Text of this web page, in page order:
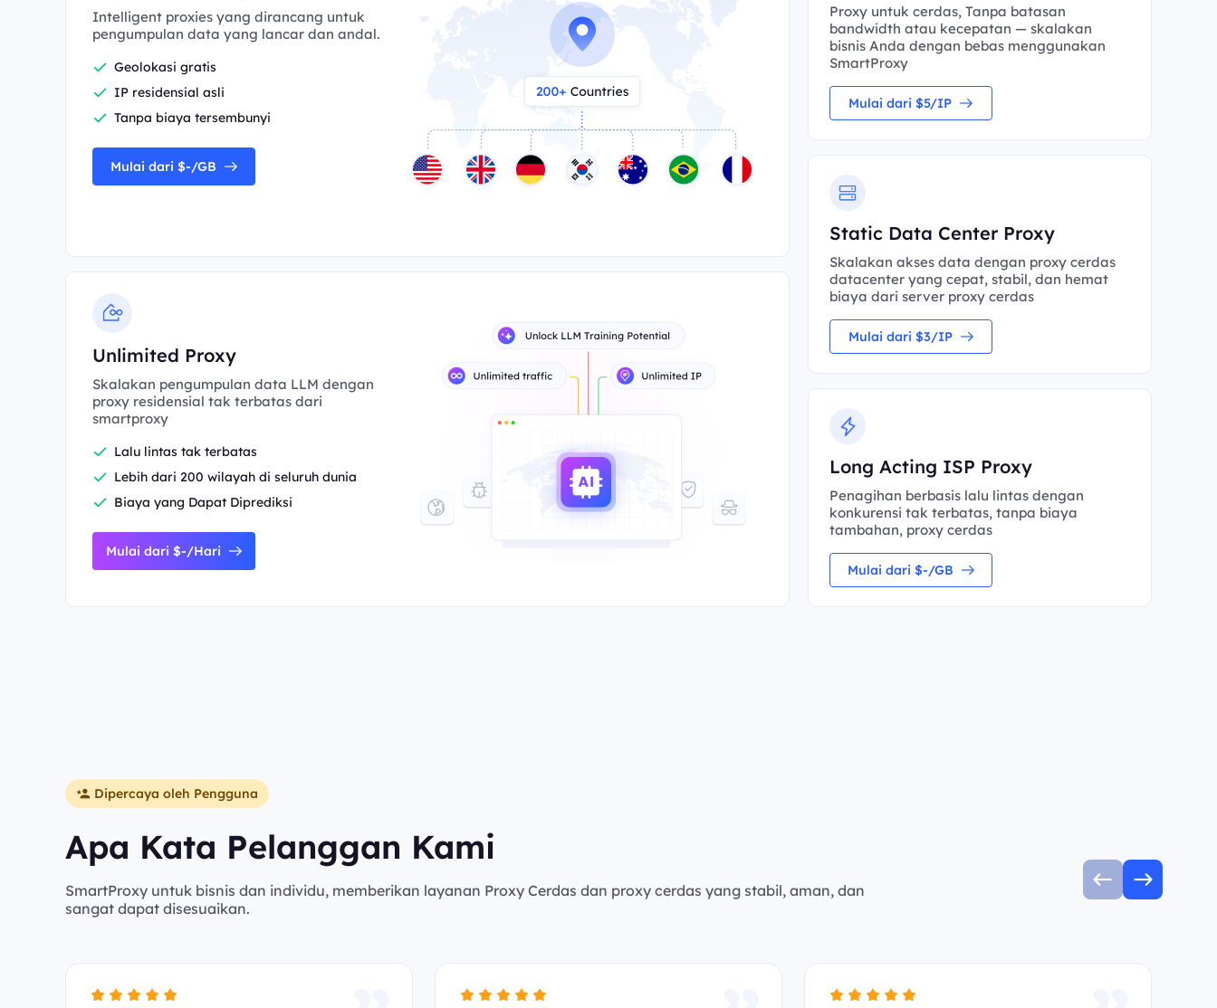
Intelligent proxies yang dirancang untuk
pengumpulan data yang lancar dan andal.
Geolokasi gratis
IP residensial asli
Tanpa biaya tersembunyi
Mulai dari $-/GB
Unlimited Proxy
Skalakan pengumpulan data LLM dengan
proxy residensial tak terbatas dari
smartproxy
Lalu lintas tak terbatas
Lebih dari 200 wilayah di seluruh dunia
Biaya yang Dapat Diprediksi
Mulai dari $-/Hari
Proxy untuk cerdas, Tanpa batasan
bandwidth atau kecepatan — skalakan
bisnis Anda dengan bebas menggunakan
SmartProxy
Mulai dari $5/IP
Static Data Center Proxy
Skalakan akses data dengan proxy cerdas
datacenter yang cepat, stabil, dan hemat
biaya dari server proxy cerdas
Mulai dari $3/IP
Long Acting ISP Proxy
Penagihan berbasis lalu lintas dengan
konkurensi tak terbatas, tanpa biaya
tambahan, proxy cerdas
Mulai dari $-/GB
Dipercaya oleh Pengguna
Apa Kata Pelanggan Kami
SmartProxy untuk bisnis dan individu, memberikan layanan Proxy Cerdas dan proxy cerdas yang stabil, aman, dan
sangat dapat disesuaikan.